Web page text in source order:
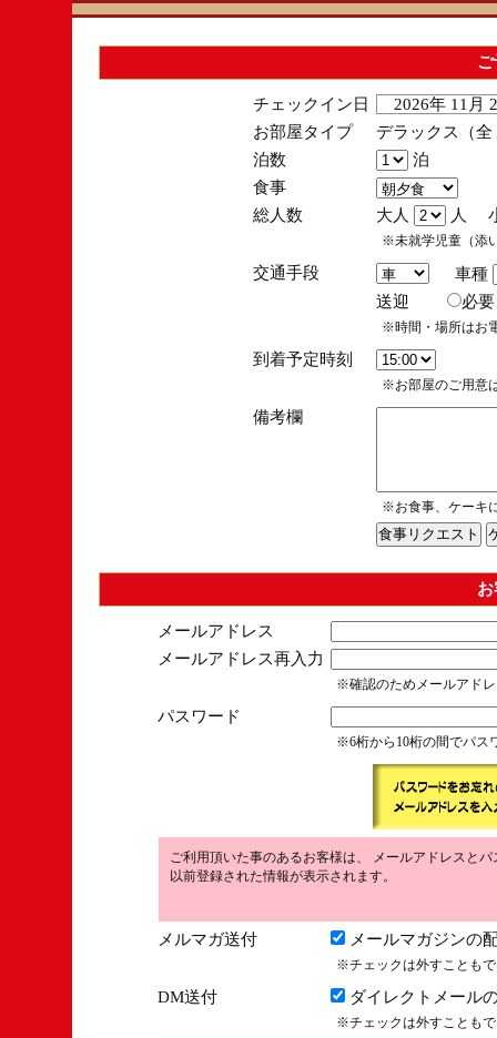
チェックイン日
2026年 11
お部屋タイプ
デラックス（
泊数
泊
食事
総人数
大人 人
※未就学児童（添
交通手段
車種
送迎
※時間・場所はお
到着予定時刻
※お部屋のご用意
備考欄
※お食事、ケーキ
メールアドレス
メールアドレス再入力
※確認のためメールアド
パスワード
※6桁から10桁の間でパス
ご利用頂いた事のあるお客様は、 メールアドレスと
以前登録された情報が表示されます。
メルマガ送付 メールマガジンの
※チェックは外すことも
DM送付 ダイレクトメール
※チェックは外すことも